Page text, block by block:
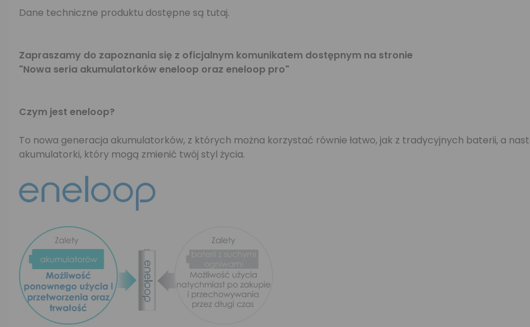
Dane techniczne produktu dostępne są tutaj.
Zapraszamy do zapoznania się z oficjalnym komunikatem dostępnym na stronie
"Nowa seria akumulatorków eneloop oraz eneloop pro"
Czym jest eneloop?
To nowa generacja akumulatorków, z których można korzystać równie łatwo, jak z tradycyjnych baterii, a
akumulatorki, który mogą zmienić twój styl życia.